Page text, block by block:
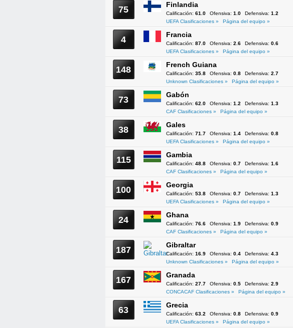
75 Finlandia
Calificación: 61.0 Ofensiva: 1.0 Defensiva: 1.2
UEFA Clasificaciones »
Página del equipo »
4 Francia
Calificación: 87.0 Ofensiva: 2.6 Defensiva: 0.6
UEFA Clasificaciones »
Página del equipo »
148 French Guiana
Calificación: 35.8 Ofensiva: 0.8 Defensiva: 2.7
Unknown Clasificaciones »
Página del equipo »
73 Gabón
Calificación: 62.0 Ofensiva: 1.2 Defensiva: 1.3
CAF Clasificaciones »
Página del equipo »
38 Gales
Calificación: 71.7 Ofensiva: 1.4 Defensiva: 0.8
UEFA Clasificaciones »
Página del equipo »
115 Gambia
Calificación: 48.8 Ofensiva: 0.7 Defensiva: 1.6
CAF Clasificaciones »
Página del equipo »
100 Georgia
Calificación: 53.8 Ofensiva: 0.7 Defensiva: 1.3
UEFA Clasificaciones »
Página del equipo »
24 Ghana
Calificación: 76.6 Ofensiva: 1.9 Defensiva: 0.9
CAF Clasificaciones »
Página del equipo »
187 Gibraltar
Calificación: 16.9 Ofensiva: 0.4 Defensiva: 4.3
Unknown Clasificaciones »
Página del equipo »
167 Granada
Calificación: 27.7 Ofensiva: 0.5 Defensiva: 2.9
CONCACAF Clasificaciones »
Página del equipo »
63 Grecia
Calificación: 63.2 Ofensiva: 0.8 Defensiva: 0.9
UEFA Clasificaciones »
Página del equipo »